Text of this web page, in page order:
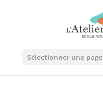
Sélectionner une page